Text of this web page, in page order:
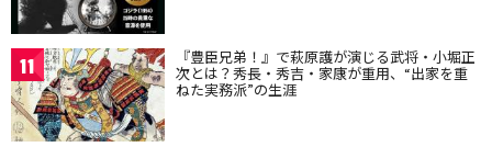
11 『豊臣兄弟！』で萩原護が演じる武将・小堀正
次とは？秀長・秀吉・家康が重用、“出家を重
ねた実務派”の生涯